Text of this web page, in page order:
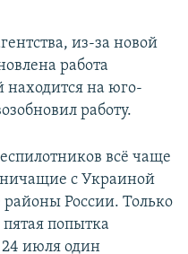
из-за новой
работа
находится на юго-
работу.
всё чаще
с Украиной
России. Только
попытка
24 июля один